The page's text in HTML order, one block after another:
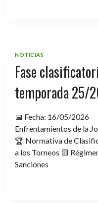
NOTICIAS
Fase
temporada 25/
📅 Fecha: 16/05/2026
Enfrentamientos de la
🏆 Normativa de
a los Torneos 🟨
Sanciones